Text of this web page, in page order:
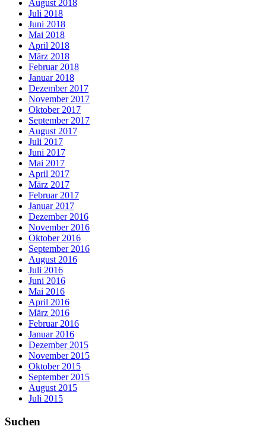
August 2018
Juli 2018
Juni 2018
Mai 2018
April 2018
März 2018
Februar 2018
Januar 2018
Dezember 2017
November 2017
Oktober 2017
September 2017
August 2017
Juli 2017
Juni 2017
Mai 2017
April 2017
März 2017
Februar 2017
Januar 2017
Dezember 2016
November 2016
Oktober 2016
September 2016
August 2016
Juli 2016
Juni 2016
Mai 2016
April 2016
März 2016
Februar 2016
Januar 2016
Dezember 2015
November 2015
Oktober 2015
September 2015
August 2015
Juli 2015
Suchen